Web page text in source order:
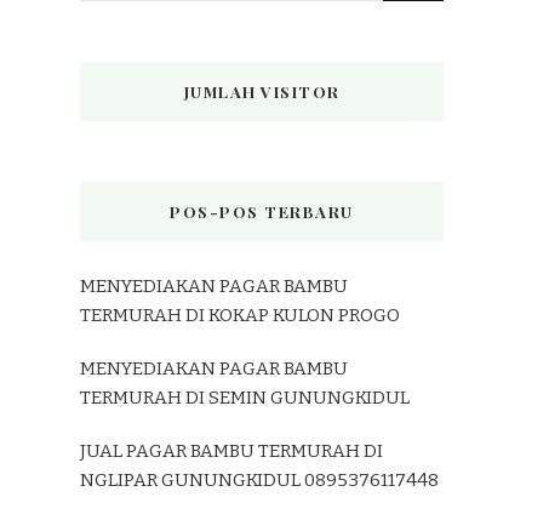
JUMLAH VISITOR
POS-POS TERBARU
MENYEDIAKAN PAGAR BAMBU
TERMURAH DI KOKAP KULON PROGO
MENYEDIAKAN PAGAR BAMBU
TERMURAH DI SEMIN GUNUNGKIDUL
JUAL PAGAR BAMBU TERMURAH DI
NGLIPAR GUNUNGKIDUL 0895376117448